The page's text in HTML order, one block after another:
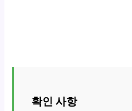
확인 사항